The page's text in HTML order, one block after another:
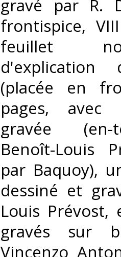
gravé par R.
frontispice,
feuillet
d'explication
(placée en
pages, avec
gravée
Benoît-Louis
par Baquoy),
dessiné et
Louis Prévost,
gravés sur
Vincenzo